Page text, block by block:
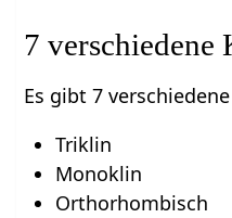
7 verschiedene
Es gibt 7
Triklin
Monoklin
Orthorhombisch